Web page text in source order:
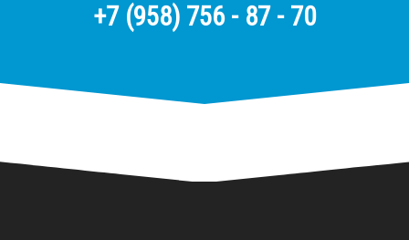
+7 (958) 756 - 87 - 70